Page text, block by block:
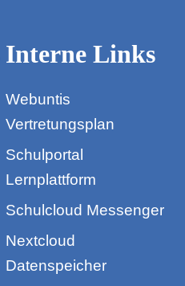
Interne Links
Webuntis
Vertretungsplan
Schulportal
Lernplattform
Schulcloud Messenger
Nextcloud
Datenspeicher